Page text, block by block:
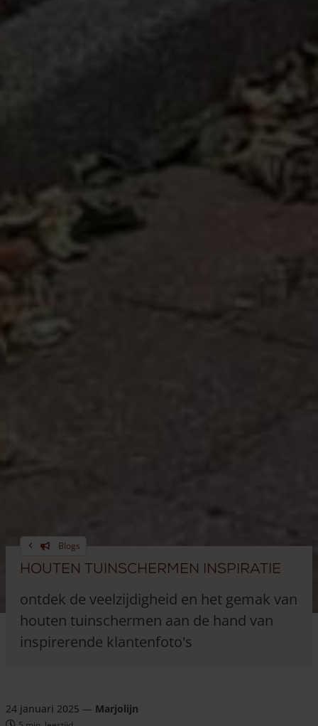
Blogs
Houten tuinschermen inspiratie
ontdek de veelzijdigheid en het gemak van
houten tuinschermen aan de hand van
inspirerende klantenfoto's
24 januari 2025 — Marjolijn